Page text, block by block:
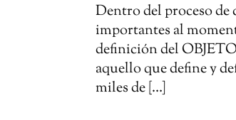
Dentro del proceso de
importantes al
definición del
aquello que define y
miles de […]